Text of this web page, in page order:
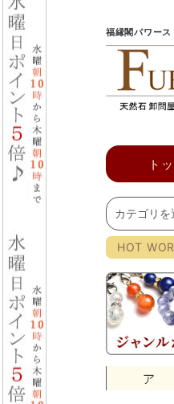
福縁閣パワー
ト
HOT
ア